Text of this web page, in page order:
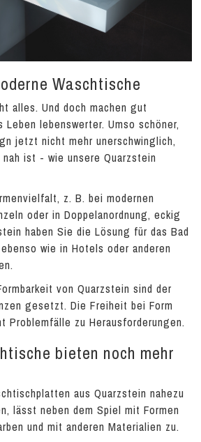
Waschtische
alles. Und doch machen gut
lebenswerter. Umso schöner,
jetzt nicht mehr unerschwinglich,
ist - wie unsere Quarzstein
z. B. bei modernen
oder in Doppelanordnung, eckig
haben Sie die Lösung für das Bad
wie in Hotels oder anderen
von Quarzstein sind der
gesetzt. Die Freiheit bei Form
Problemfälle zu Herausforderungen.
bieten noch mehr
aus Quarzstein nahezu
lässt neben dem Spiel mit Formen
und mit anderen Materialien zu.